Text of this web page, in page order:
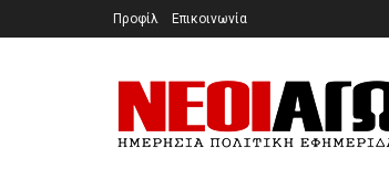
Προφίλ Επικοινωνία